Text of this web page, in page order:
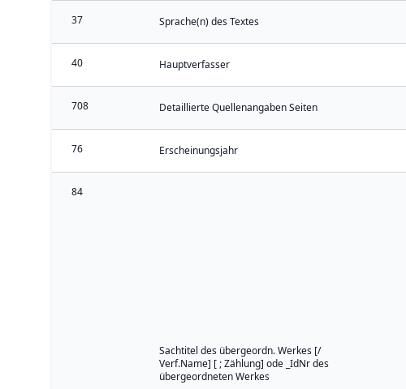
37 Sprache(n) des Textes
40 Hauptverfasser
708 Detaillierte Quellenangaben Seiten
76 Erscheinungsjahr
84
Sachtitel des übergeordn. Werkes [/
Verf.Name] [ ; Zählung] ode _IdNr des
übergeordneten Werkes